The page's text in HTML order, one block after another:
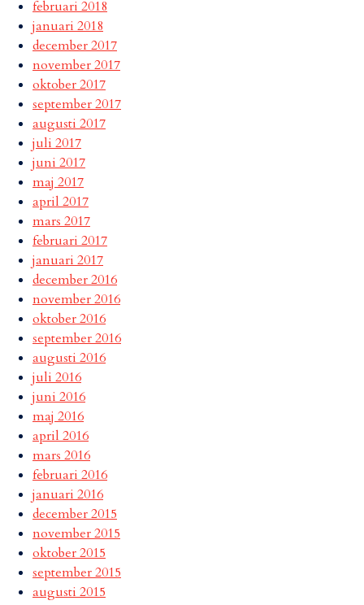
februari 2018
januari 2018
december 2017
november 2017
oktober 2017
september 2017
augusti 2017
juli 2017
juni 2017
maj 2017
april 2017
mars 2017
februari 2017
januari 2017
december 2016
november 2016
oktober 2016
september 2016
augusti 2016
juli 2016
juni 2016
maj 2016
april 2016
mars 2016
februari 2016
januari 2016
december 2015
november 2015
oktober 2015
september 2015
augusti 2015